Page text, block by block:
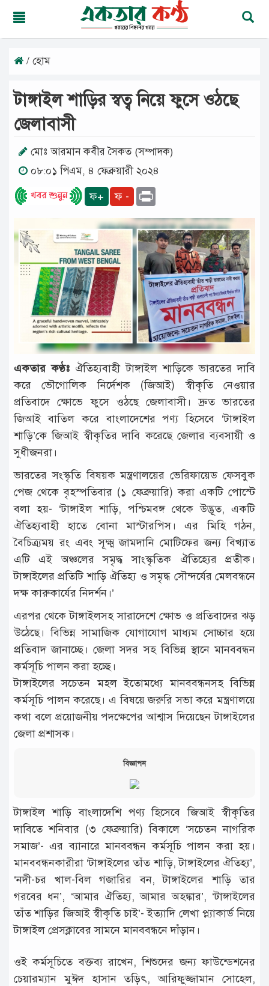
রবিবার,
অগাস্ট
২০২৬
শ্রাবণ
বঙ্গাব্দ
মূলপাতা
জাতীয়
দেশের
খবর
আমাদের
টাঙ্গাইল
আন্তর্জাতিক
রাজনীতি
অপরাধ
দুর্ঘটনা
বিনোদন
খেলাধুলা
চাকরি
লাইফ
স্টাইল
অন্যান্য
/ হোম
টাঙ্গাইল শাড়ির স্বত্ব নিয়ে ফুসে ওঠছে
জেলাবাসী
মোঃ আরমান কবীর সৈকত (সম্পাদক)
০৮:০১ পিএম, ৪ ফেব্রুয়ারী ২০২৪
ফ+ ফ -
একতার কণ্ঠঃ ঐতিহ্যবাহী টাঙ্গাইল শাড়িকে ভারতের দাবি
করে ভৌগোলিক নির্দেশক (জিআই) স্বীকৃতি নেওয়ার
প্রতিবাদে ক্ষোভে ফুসে ওঠছে জেলাবাসী। দ্রুত ভারতের
জিআই বাতিল করে বাংলাদেশের পণ্য হিসেবে ‘টাঙ্গাইল
শাড়ি’কে জিআই স্বীকৃতির দাবি করেছে জেলার ব্যবসায়ী ও
সুধীজনরা।
ভারতের সংস্কৃতি বিষয়ক মন্ত্রণালয়ের ভেরিফায়েড ফেসবুক
পেজ থেকে বৃহস্পতিবার (১ ফেব্রুয়ারি) করা একটি পোস্টে
বলা হয়- ‘টাঙ্গাইল শাড়ি, পশ্চিমবঙ্গ থেকে উদ্ভূত, একটি
ঐতিহ্যবাহী হাতে বোনা মাস্টারপিস। এর মিহি গঠন,
বৈচিত্র্যময় রং এবং সূক্ষ্ম জামদানি মোটিফের জন্য বিখ্যাত
এটি এই অঞ্চলের সমৃদ্ধ সাংস্কৃতিক ঐতিহ্যের প্রতীক।
টাঙ্গাইলের প্রতিটি শাড়ি ঐতিহ্য ও সমৃদ্ধ সৌন্দর্যের মেলবন্ধনে
দক্ষ কারুকার্যের নিদর্শন।’
এরপর থেকে টাঙ্গাইলসহ সারাদেশে ক্ষোভ ও প্রতিবাদের ঝড়
উঠেছে। বিভিন্ন সামাজিক যোগাযোগ মাধ্যম সোচ্চার হয়ে
প্রতিবাদ জানাচ্ছে। জেলা সদর সহ বিভিন্ন স্থানে মানববন্ধন
কর্মসূচি পালন করা হচ্ছে।
টাঙ্গাইলের সচেতন মহল ইতোমধ্যে মানববন্ধনসহ বিভিন্ন
কর্মসূচি পালন করেছে। এ বিষয়ে জরুরি সভা করে মন্ত্রণালয়ে
কথা বলে প্রয়োজনীয় পদক্ষেপের আশ্বাস দিয়েছেন টাঙ্গাইলের
জেলা প্রশাসক।
বিজ্ঞাপন
টাঙ্গাইল শাড়ি বাংলাদেশি পণ্য হিসেবে জিআই স্বীকৃতির
দাবিতে শনিবার (৩ ফেব্রুয়ারি) বিকালে ‘সচেতন নাগরিক
সমাজ’- এর ব্যানারে মানববন্ধন কর্মসূচি পালন করা হয়।
মানববন্ধনকারীরা ‘টাঙ্গাইলের তাঁত শাড়ি, টাঙ্গাইলের ঐতিহ্য’,
‘নদী-চর খাল-বিল গজারির বন, টাঙ্গাইলের শাড়ি তার
গরবের ধন’, ‘আমার ঐতিহ্য, আমার অহঙ্কার’, ‘টাঙ্গাইলের
তাঁত শাড়ির জিআই স্বীকৃতি চাই’- ইত্যাদি লেখা প্ল্যাকার্ড নিয়ে
টাঙ্গাইল প্রেসক্লাবের সামনে মানববন্ধনে দাঁড়ান।
ওই কর্মসূচিতে বক্তব্য রাখেন, শিশুদের জন্য ফাউন্ডেশনের
চেয়ারম্যান মুঈদ হাসান তড়িৎ, আরিফুজ্জামান সোহেল,